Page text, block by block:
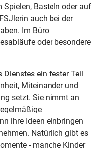
Spielen, Basteln oder auf
auch bei der
Im Büro
oder besondere
Dienstes ein fester Teil
Miteinander und
setzt. Sie nimmt an
ihre Ideen einbringen
Natürlich gibt es
- manche Kinder